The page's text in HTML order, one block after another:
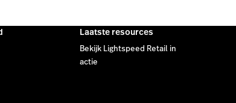
Laatste resources
Bekijk Lightspeed Retail in
actie